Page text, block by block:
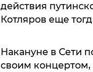
действия
Котляров еще
Накануне в Сети
своим